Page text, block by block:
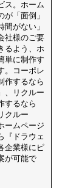
ス。ホーム
が「面倒」
間がない」
社様のご要
るよう、ホ
単に制作す
。コーポレ
作するなら
、リクルー
するなら
クルー
ームページ
『ドラウェ
企業様にピ
が可能で